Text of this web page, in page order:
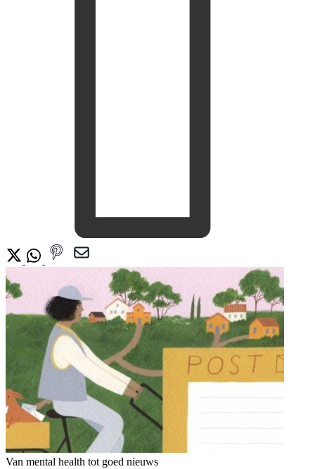
Van mental health tot goed nieuws